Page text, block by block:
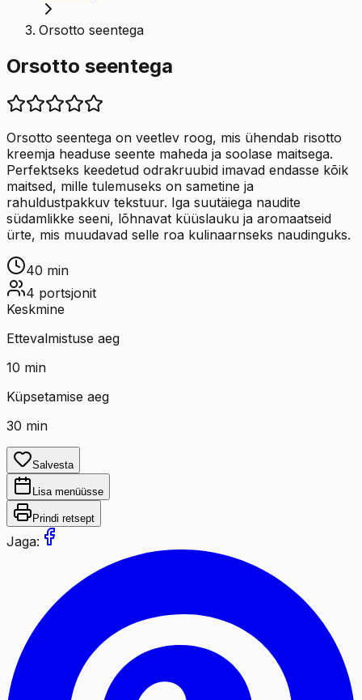
Orsotto seentega
Orsotto seentega
Orsotto seentega on veetlev roog, mis ühendab risotto
kreemja headuse seente maheda ja soolase maitsega.
Perfektseks keedetud odrakruubid imavad endasse kõik
maitsed, mille tulemuseks on sametine ja
rahuldustpakkuv tekstuur. Iga suutäiega naudite
südamlikke seeni, lõhnavat küüslauku ja aromaatseid
ürte, mis muudavad selle roa kulinaarnseks naudinguks.
40 min
4 portsjonit
Keskmine
Ettevalmistuse aeg
10 min
Küpsetamise aeg
30 min
Salvesta
Lisa menüüsse
Prindi retsept
Jaga: